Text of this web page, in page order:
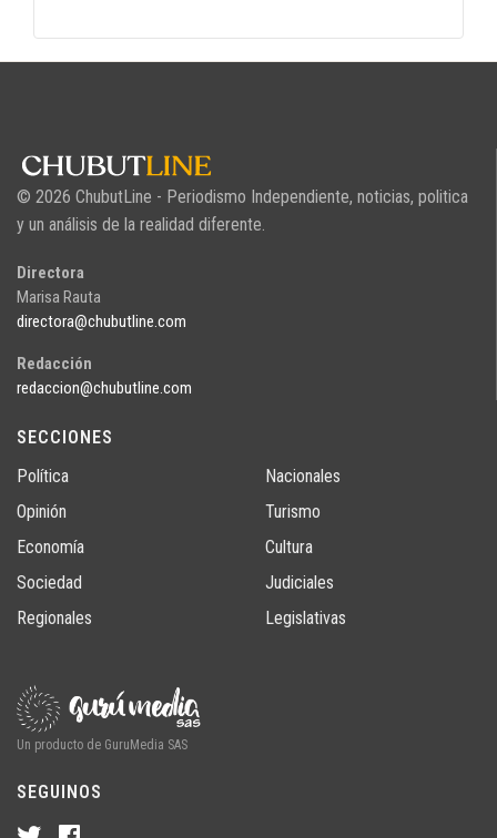
© 2026 ChubutLine - Periodismo Independiente, noticias, politica
y un análisis de la realidad diferente.
Directora
Marisa Rauta
directora@chubutline.com
Redacción
redaccion@chubutline.com
SECCIONES
Política
Opinión
Economía
Sociedad
Regionales
Nacionales
Turismo
Cultura
Judiciales
Legislativas
Un producto de GuruMedia SAS
SEGUINOS